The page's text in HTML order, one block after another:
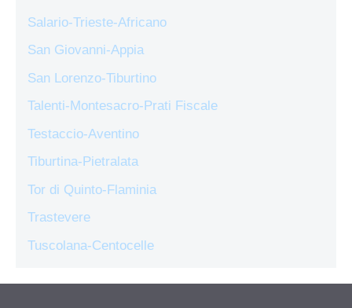
Salario-Trieste-Africano
San Giovanni-Appia
San Lorenzo-Tiburtino
Talenti-Montesacro-Prati Fiscale
Testaccio-Aventino
Tiburtina-Pietralata
Tor di Quinto-Flaminia
Trastevere
Tuscolana-Centocelle